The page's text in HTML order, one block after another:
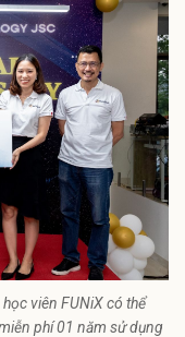
viên FUNiX có thể
phí 01 năm sử dụng